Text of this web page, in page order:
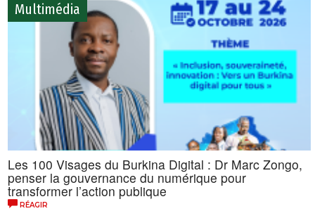
Multimédia
Les 100 Visages du Burkina Digital : Dr Marc Zongo,
penser la gouvernance du numérique pour
transformer l’action publique
RÉAGIR